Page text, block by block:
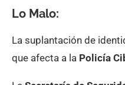
Lo Malo:
La suplantación de
que afecta a la Policía